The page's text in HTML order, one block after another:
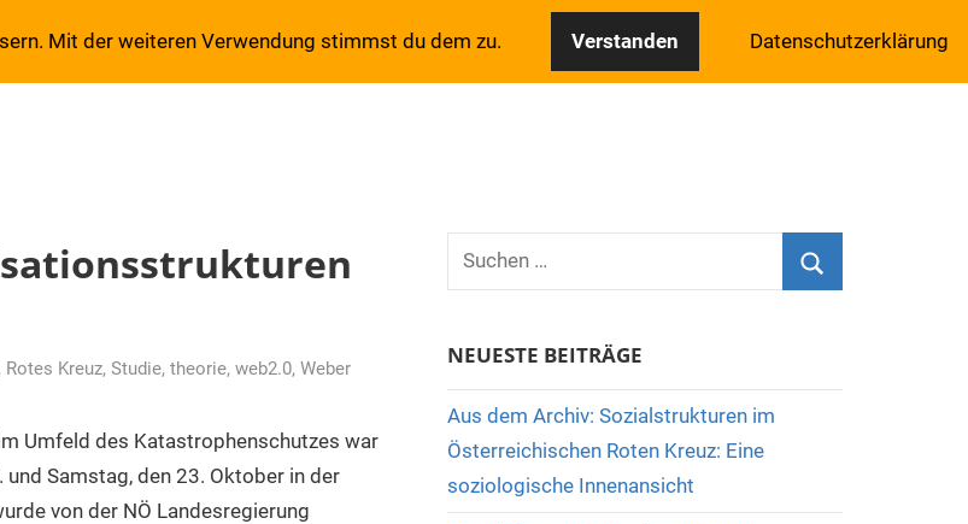
, Rotes Kreuz, Studie, theorie, web2.0, Weber
Umfeld des Katastrophenschutzes war
und Samstag, den 23. Oktober in der
von der NÖ Landesregierung
Suchen
NEUESTE BEITRÄGE
Aus dem Archiv: Sozialstrukturen im
Österreichischen Roten Kreuz: Eine
soziologische Innenansicht
Mit der weiteren Verwendung stimmst du dem zu. Verstanden Datenschutzerklärung